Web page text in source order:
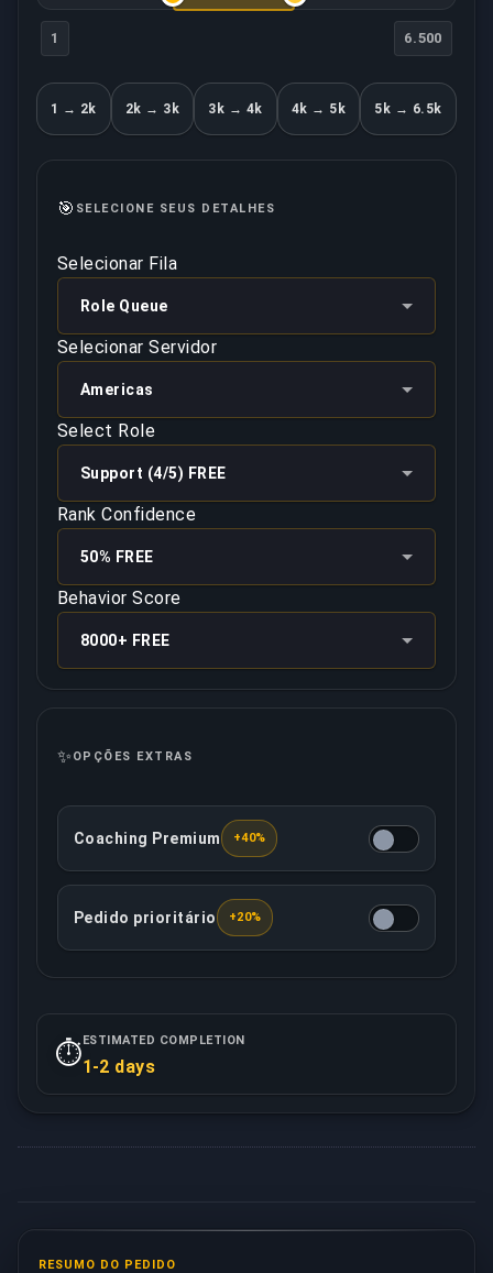
1 6.500
1 → 2k 2k → 3k 3k → 4k 4k → 5k 5k → 6.5k
🎯 SELECIONE SEUS DETALHES
Selecionar Fila
Role Queue
Selecionar Servidor
Americas
Select Role
Support (4/5) FREE
Rank Confidence
50% FREE
Behavior Score
8000+ FREE
✨ OPÇÕES EXTRAS
Esta opção permite que você esteja em uma
Coaching Premium +40%
Esta opção garante que seu pedido será tratado
Pedido prioritário +20%
⏱️ESTIMATED COMPLETION
1-2 days
RESUMO DO PEDIDO